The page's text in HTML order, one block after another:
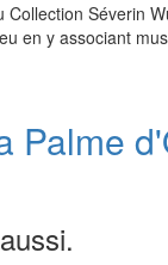
Collection Séverin
en y associant
Palme